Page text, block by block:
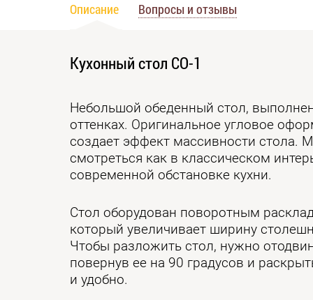
Описание Вопросы и отзывы
Кухонный стол СО-1
Небольшой обеденный стол,
оттенках. Оригинальное угловое
создает эффект массивности стола.
смотреться как в классическом
современной обстановке кухни.
Стол оборудован поворотным
который увеличивает ширину
Чтобы разложить стол, нужно
повернув ее на 90 градусов и
и удобно.